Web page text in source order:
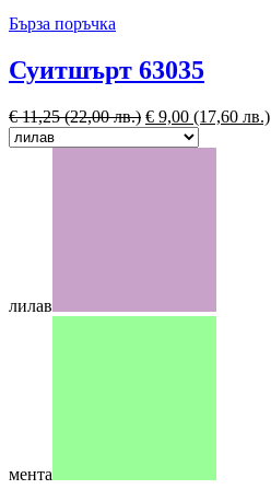
Бърза поръчка
Суитшърт 63035
€11,25(22,00 лв.) € 9,00 (17,60 лв.)
лилав
мента